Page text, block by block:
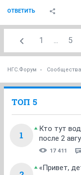
ОТВЕТИТЬ
1 ... 5
НГС.Форум Сообщества
ТОП 5
1
Кто тут
после 2
17 411
«Привет,